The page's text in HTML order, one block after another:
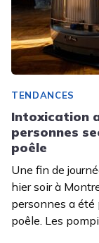
TENDANCES
Intoxication
personnes
poêle
Une fin de
hier soir à
personnes a été
poêle. Les